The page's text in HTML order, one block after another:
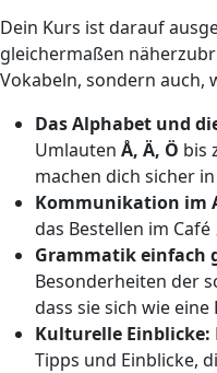
Dein Kurs ist darauf
gleichermaßen
Vokabeln, sondern auch,
Das Alphabet und
Umlauten Å, Ä, Ö bis
machen dich sicher
Kommunikation im
das Bestellen im
Grammatik einfach
Besonderheiten der
dass sie sich wie
Kulturelle Einblicke:
Tipps und Einblicke,